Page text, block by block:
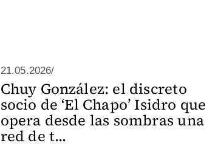
21.05.2026/
Chuy González: el discreto
socio de ‘El Chapo’ Isidro que
opera desde las sombras una
red de t...